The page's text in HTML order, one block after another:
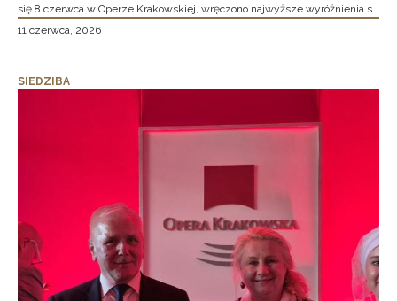
się 8 czerwca w Operze Krakowskiej, wręczono najwyższe wyróżnienia s
11 czerwca, 2026
SIEDZIBA